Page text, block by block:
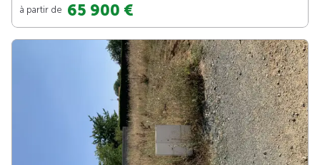
à partir de 65 900 €